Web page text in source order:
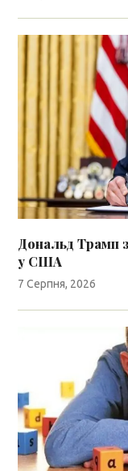
Дональд Трамп
у США
7 Серпня, 2026